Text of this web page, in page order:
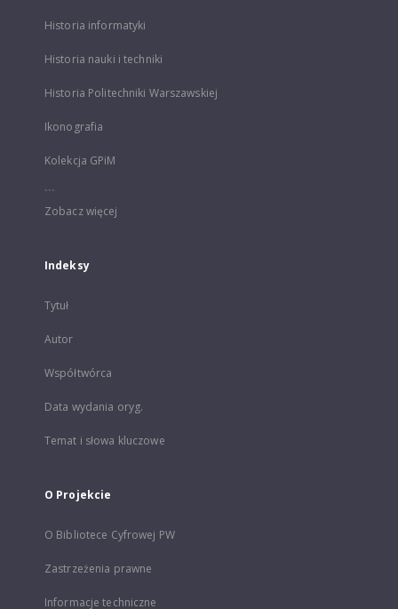
Historia informatyki
Historia nauki i techniki
Historia Politechniki Warszawskiej
Ikonografia
Kolekcja GPiM
...
Zobacz więcej
Indeksy
Tytuł
Autor
Współtwórca
Data wydania oryg.
Temat i słowa kluczowe
O Projekcie
O Bibliotece Cyfrowej PW
Zastrzeżenia prawne
Informacje techniczne